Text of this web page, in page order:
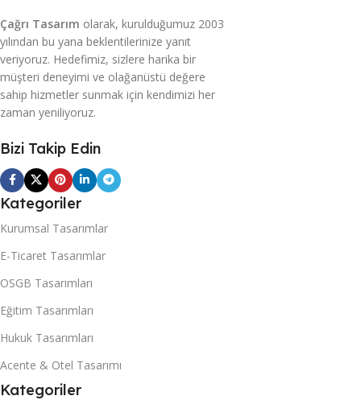
değil, kişisel olarak kendinizi ifade etmenin ve
bilgi alışverişinde bulunmanın en doğru yolu
kurumsal web tasarımlarımızdan birisine sahip
olmanızdır.
Web Sitesinin Ticari Katkıları
Bir web sitesine sahip olmak, katalog ya da broşür ile
tanıtım yapmaktan daha az maliyetli olmaktadır. Ayrıca
değiştirmek istediğiniz bilgiler ve ekleyeceğiniz yeni ürünler
için yeniden baskı maliyeti çıkarmaz. Özellikle kolay ve
kullanışlı bir yönetim paneli sayesinde, web sitenizi kendiniz
rahatlıkla güncelleyebilirsiniz.
Ekonomik ve pratik çözüm üretmiş olacağınız gibi
ağaçlarımızın bir nebze de olsa korunmasına fayda sağlamış
tecrübeli bir web tasarım ekibi tarafından hazırlanmış web
sitesi, sunduğu müşteri kazanma potansiyeli açısından,
diğer reklam ve tanıtım araçları ile kıyaslandığında
Çağrı Tasarım olarak, kurulduğumuz 2003
yılından bu yana beklentilerinize yanıt
veriyoruz. Hedefimiz, sizlere harika bir
müşteri deneyimi ve olağanüstü değere
sahip hizmetler sunmak için kendimizi her
zaman yeniliyoruz.
Bizi Takip Edin
Kategoriler
Kurumsal Tasarımlar
E-Ticaret Tasarımlar
OSGB Tasarımları
Eğitim Tasarımları
Hukuk Tasarımları
Acente & Otel Tasarımı
Kategoriler